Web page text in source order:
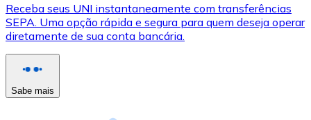
Receba seus UNI instantaneamente com transferências
SEPA. Uma opção rápida e segura para quem deseja operar
diretamente de sua conta bancária.
Sabe mais